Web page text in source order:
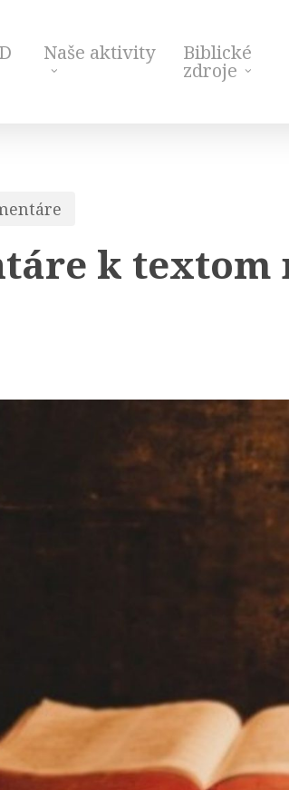
Naše aktivity Biblické
zdroje
k textom